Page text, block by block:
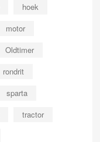
hoek
motor
Oldtimer
rondrit
sparta
tractor